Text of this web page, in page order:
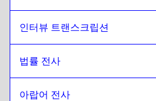
인터뷰 트랜스크립션
법률 전사
아랍어 전사